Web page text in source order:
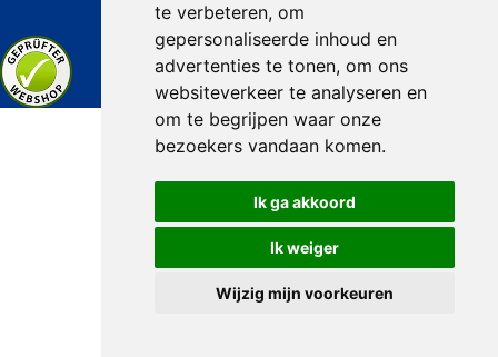
te verbeteren, om
gepersonaliseerde inhoud en
advertenties te tonen, om ons
websiteverkeer te analyseren en
om te begrijpen waar onze
bezoekers vandaan komen.
Ik ga akkoord
Ik weiger
Wijzig mijn voorkeuren